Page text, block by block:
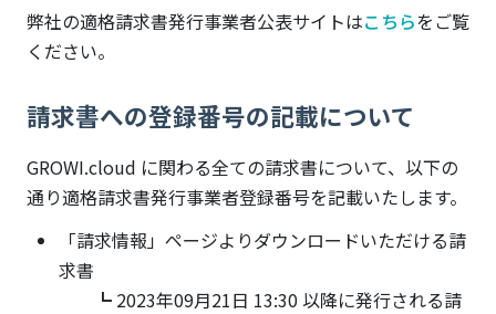
弊社の適格請求書発行事業者公表サイトはこちらをご覧
ください。
請求書への登録番号の記載について
GROWI.cloud に関わる全ての請求書について、以下の
通り適格請求書発行事業者登録番号を記載いたします。
「請求情報」ページよりダウンロードいただける請
求書
┗ 2023年09月21日 13:30 以降に発行される請